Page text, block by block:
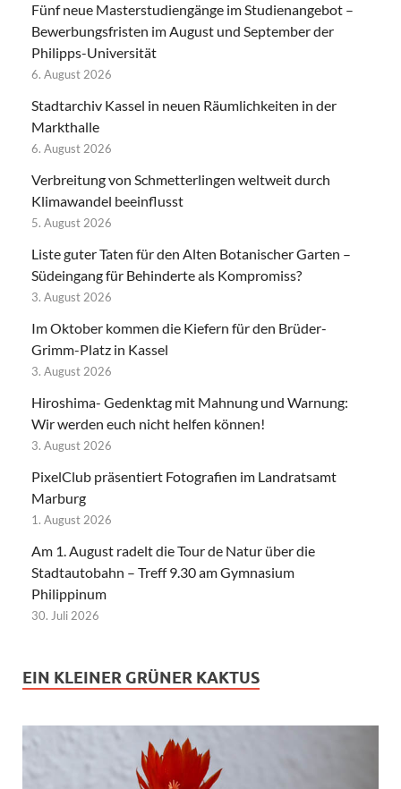
Fünf neue Masterstudiengänge im Studienangebot –
Bewerbungsfristen im August und September der
Philipps-Universität
6. August 2026
Stadtarchiv Kassel in neuen Räumlichkeiten in der
Markthalle
6. August 2026
Verbreitung von Schmetterlingen weltweit durch
Klimawandel beeinflusst
5. August 2026
Liste guter Taten für den Alten Botanischer Garten –
Südeingang für Behinderte als Kompromiss?
3. August 2026
Im Oktober kommen die Kiefern für den Brüder-
Grimm-Platz in Kassel
3. August 2026
Hiroshima- Gedenktag mit Mahnung und Warnung:
Wir werden euch nicht helfen können!
3. August 2026
PixelClub präsentiert Fotografien im Landratsamt
Marburg
1. August 2026
Am 1. August radelt die Tour de Natur über die
Stadtautobahn – Treff 9.30 am Gymnasium
Philippinum
30. Juli 2026
EIN KLEINER GRÜNER KAKTUS